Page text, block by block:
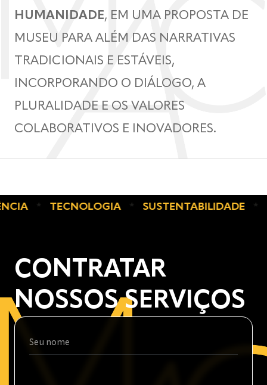
HUMANIDADE, EM UMA PROPOSTA DE
MUSEU PARA ALÉM DAS NARRATIVAS
TRADICIONAIS E ESTÁVEIS,
INCORPORANDO O DIÁLOGO, A
PLURALIDADE E OS VALORES
COLABORATIVOS E INOVADORES.
* TECNOLOGIA* SUSTENTABILIDADE*
CONTRATAR
NOSSOS SERVIÇOS